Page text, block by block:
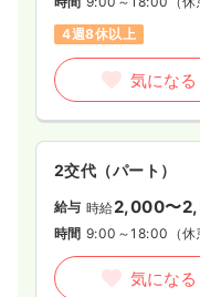
4週8休以上
気になる
2交代（パート）
給与 時給2,000〜
時間 9:00～18:00 （
気になる